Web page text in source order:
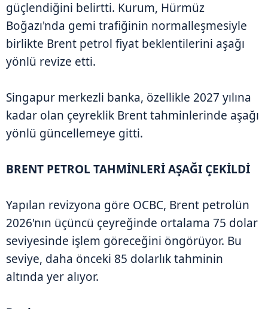
güçlendiğini belirtti. Kurum, Hürmüz
Boğazı'nda gemi trafiğinin normalleşmesiyle
birlikte Brent petrol fiyat beklentilerini aşağı
yönlü revize etti.
Singapur merkezli banka, özellikle 2027 yılına
kadar olan çeyreklik Brent tahminlerinde aşağı
yönlü güncellemeye gitti.
BRENT PETROL TAHMİNLERİ AŞAĞI ÇEKİLDİ
Yapılan revizyona göre OCBC, Brent petrolün
2026'nın üçüncü çeyreğinde ortalama 75 dolar
seviyesinde işlem göreceğini öngörüyor. Bu
seviye, daha önceki 85 dolarlık tahminin
altında yer alıyor.